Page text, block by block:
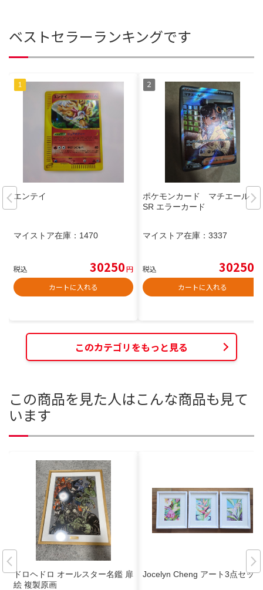
ベストセラーランキングです
エンテイ
マイストア在庫： 1470
税込 30250円
カートに入れる
ポケモンカード マチエール
SR エラーカード
マイストア在庫： 3337
税込 30250
カートに入れる
このカテゴリをもっと見る
この商品を見た人はこんな商品も見て
います
ドロヘドロ オールスター名鑑 扉
絵 複製原画
Jocelyn Cheng アート3点セット